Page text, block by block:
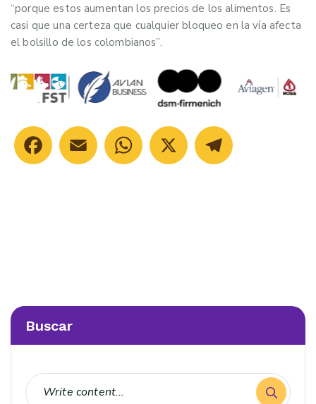
“porque estos aumentan los precios de los alimentos. Es
casi que una certeza que cualquier bloqueo en la vía afecta
el bolsillo de los colombianos”.
Facebook Email WhatsAppX
Buscar